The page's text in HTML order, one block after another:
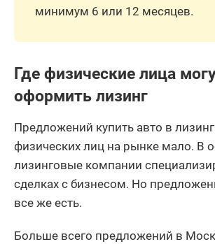
минимум 6 или 12 месяцев.
Где физические лица
оформить лизинг
Предложений купить авто в
физических лиц на рынке мало. В
лизинговые компании
сделках с бизнесом. Но
все же есть.
Больше всего предложений в